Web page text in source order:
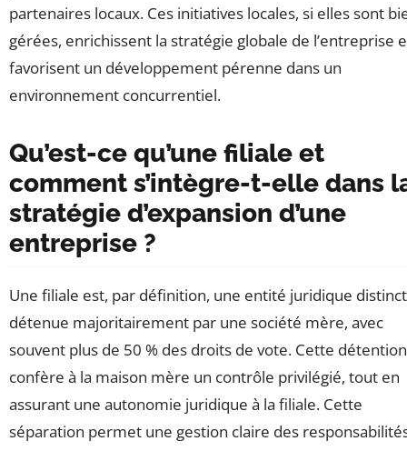
partenaires locaux. Ces initiatives locales, si elles sont
gérées, enrichissent la stratégie globale de l’entreprise
favorisent un développement pérenne dans un
environnement concurrentiel.
Qu’est-ce qu’une filiale et
comment s’intègre-t-elle dans
stratégie d’expansion d’une
entreprise ?
Une filiale est, par définition, une entité juridique
détenue majoritairement par une société mère, avec
souvent plus de 50 % des droits de vote. Cette détention
confère à la maison mère un contrôle privilégié, tout en
assurant une autonomie juridique à la filiale. Cette
séparation permet une gestion claire des